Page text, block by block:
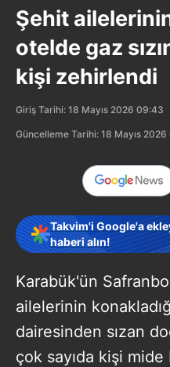
Şehit
otelde gaz
kişi zehirlendi
Giriş Tarihi: 18 Mayıs 2026 09:43
Güncelleme Tarihi: 18 Mayıs
Takvim'i Google'a
haberi alın!
Karabük'ün
ailelerinin
dairesinden sızan
çok sayıda kişi mide